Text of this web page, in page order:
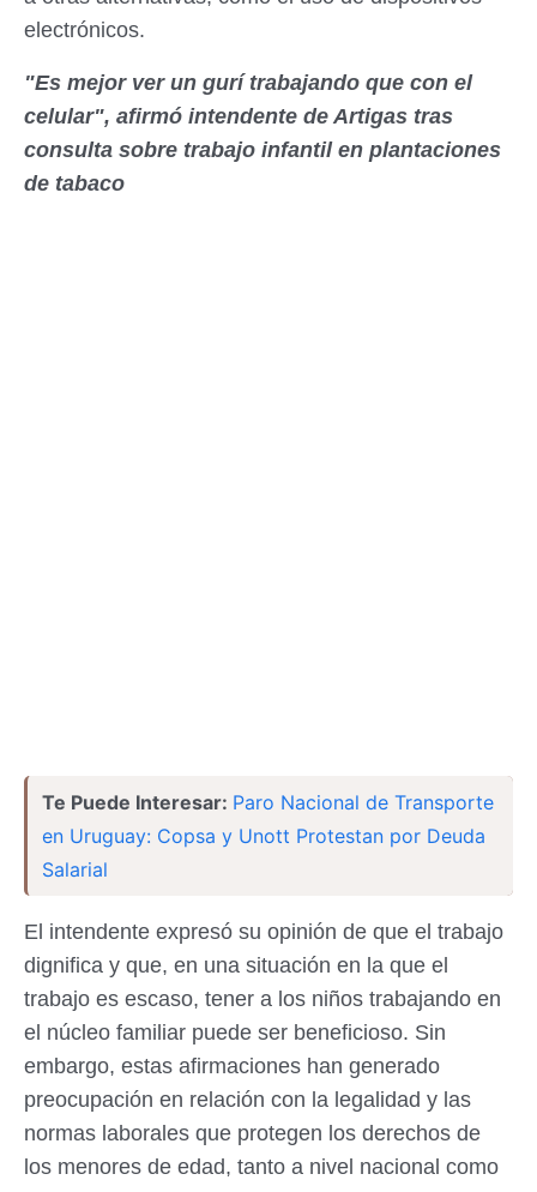
electrónicos.
"Es mejor ver un gurí trabajando que con el
celular", afirmó intendente de Artigas tras
consulta sobre trabajo infantil en plantaciones
de tabaco
Te Puede Interesar: Paro Nacional de Transporte
en Uruguay: Copsa y Unott Protestan por Deuda
Salarial
El intendente expresó su opinión de que el trabajo
dignifica y que, en una situación en la que el
trabajo es escaso, tener a los niños trabajando en
el núcleo familiar puede ser beneficioso. Sin
embargo, estas afirmaciones han generado
preocupación en relación con la legalidad y las
normas laborales que protegen los derechos de
los menores de edad, tanto a nivel nacional como